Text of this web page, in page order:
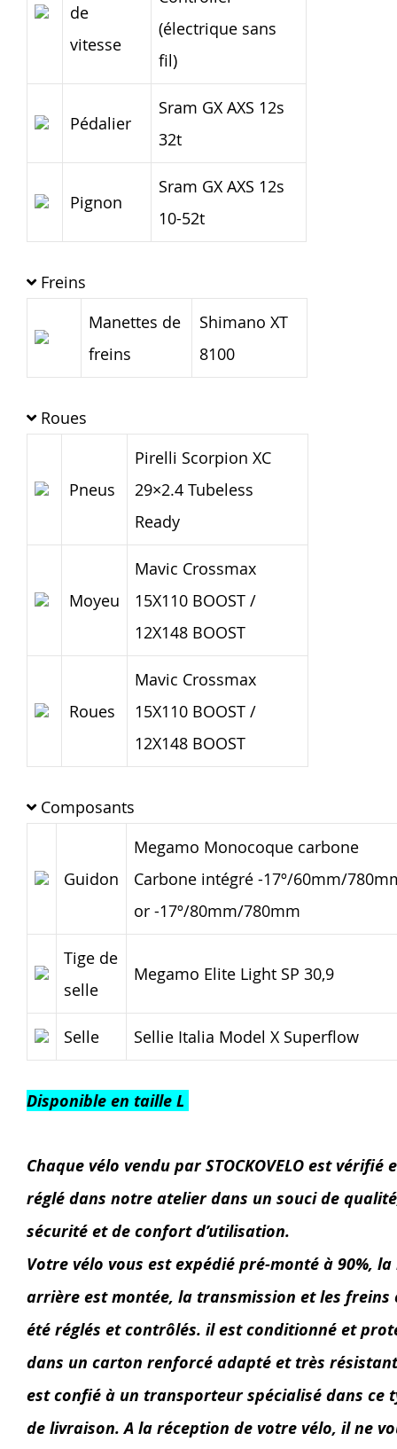
de
vitesse
(électrique sans
fil)
Pédalier
Sram GX AXS 12s
32t
Pignon
Sram GX AXS 12s
10-52t
Freins
Manettes de
freins
Shimano XT
8100
Roues
Pneus
Pirelli Scorpion XC
29×2.4 Tubeless
Ready
Moyeu
Mavic Crossmax
15X110 BOOST /
12X148 BOOST
Roues
Mavic Crossmax
15X110 BOOST /
12X148 BOOST
Composants
Guidon
Megamo Monocoque carbone
Carbone intégré -17º/60mm/
or -17º/80mm/780mm
Tige de
selle
Megamo Elite Light SP 30,9
Selle Sellie Italia Model X Superflow
Disponible en taille L
Chaque vélo vendu par STOCKOVELO est vérifié
réglé dans notre atelier dans un souci de
sécurité et de confort d’utilisation.
Votre vélo vous est expédié pré-monté à 90%,
arrière est montée, la transmission et les freins
été réglés et contrôlés. il est conditionné et
dans un carton renforcé adapté et très
est confié à un transporteur spécialisé dans ce
de livraison. A la réception de votre vélo, il ne